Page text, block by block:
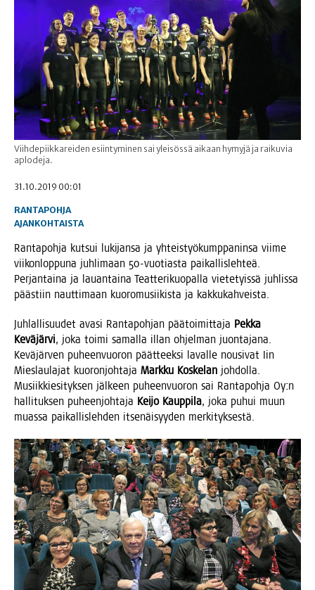
Viihdepiikkareiden esiintyminen sai yleisössä aikaan hymyjä ja raikuvia
aplodeja.
31.10.2019 00:01
RANTAPOHJA
AJANKOHTAISTA
Ran­ta­poh­ja kut­sui luki­jan­sa ja yhteis­työ­kump­pa­nin­sa vii­me
vii­kon­lop­pu­na juh­li­maan 50-vuo­tias­ta pai­kal­lis­leh­teä.
Per­jan­tai­na ja lau­an­tai­na Teat­te­ri­kuo­pal­la vie­te­tyis­sä juh­lis­sa
pääs­tiin naut­ti­maan kuo­ro­musii­kis­ta ja kakkukahveista.
Juh­lal­li­suu­det ava­si Ran­ta­poh­jan pää­toi­mit­ta­ja Pek­ka
Kevä­jär­vi, joka toi­mi samal­la illan ohjel­man juon­ta­ja­na.
Kevä­jär­ven puheen­vuo­ron päät­teek­si laval­le nousi­vat Iin
Mies­lau­la­jat kuo­ron­joh­ta­ja Mark­ku Kos­ke­lan joh­dol­la.
Musiik­kie­si­tyk­sen jäl­keen puheen­vuo­ron sai Ran­ta­poh­ja Oy:n
hal­li­tuk­sen puheen­joh­ta­ja Kei­jo Kaup­pi­la, joka puhui muun
muas­sa pai­kal­lis­leh­den itse­näi­syy­den merkityksestä.